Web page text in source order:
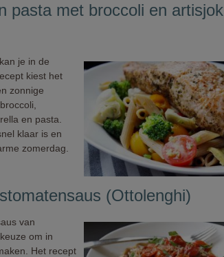
pasta met broccoli en artisjok
je in de
kiest het
zonnige
en pasta.
klaar is en
zomerdag.
(Ottolenghi)
van
om in
Het recept